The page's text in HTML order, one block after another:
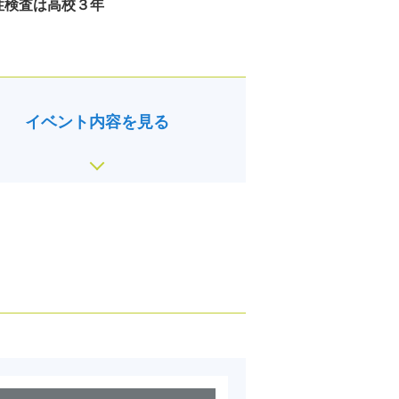
査は高校３年
イベント内容を見る